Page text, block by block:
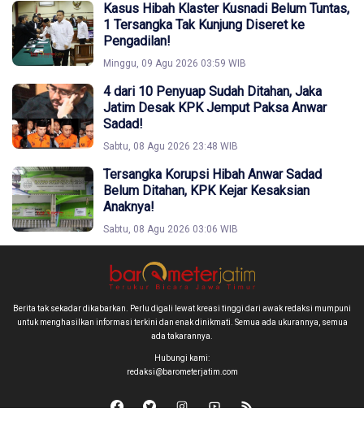
Kasus Hibah Klaster Kusnadi Belum Tuntas,
1 Tersangka Tak Kunjung Diseret ke
Pengadilan!
Minggu, 09 Agu 2026 03:59 WIB
4 dari 10 Penyuap Sudah Ditahan, Jaka
Jatim Desak KPK Jemput Paksa Anwar
Sadad!
Sabtu, 08 Agu 2026 23:48 WIB
Tersangka Korupsi Hibah Anwar Sadad
Belum Ditahan, KPK Kejar Kesaksian
Anaknya!
Sabtu, 08 Agu 2026 03:06 WIB
Berita tak sekadar dikabarkan. Perlu digali lewat kreasi tinggi dari awak redaksi mumpuni
untuk menghasilkan informasi terkini dan enak dinikmati. Semua ada ukurannya, semua
ada takarannya.
Hubungi kami:
redaksi@barometerjatim.com